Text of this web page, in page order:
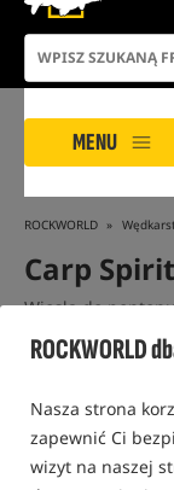
ROCKWORLD
Nasza strona
zapewnić Ci
wizyt na naszej
MENU
ROCKWORLD
Carp
Wiosła do